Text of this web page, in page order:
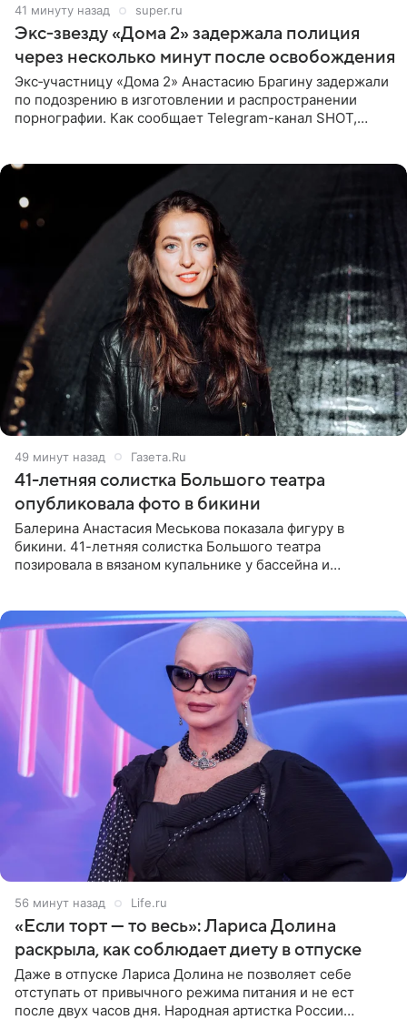
41 минуту назад super.ru
Экс‑звезду «Дома 2» задержала полиция
через несколько минут после освобождения
Экс‑участницу «Дома 2» Анастасию Брагину задержали
по подозрению в изготовлении и распространении
порнографии. Как сообщает Telegram-канал SHOT,
49 минут назад Газета.Ru
41-летняя солистка Большого театра
опубликовала фото в бикини
Балерина Анастасия Меськова показала фигуру в
бикини. 41-летняя солистка Большого театра
позировала в вязаном купальнике у бассейна и
56 минут назад Life.ru
«Если торт — то весь»: Лариса Долина
раскрыла, как соблюдает диету в отпуске
Даже в отпуске Лариса Долина не позволяет себе
отступать от привычного режима питания и не ест
после двух часов дня. Народная артистка России